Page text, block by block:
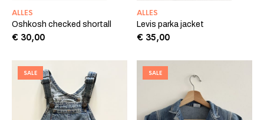
ALLES
Oshkosh checked shortall
€ 30,00
ALLES
Levis parka jacket
€ 35,00
SALE SALE